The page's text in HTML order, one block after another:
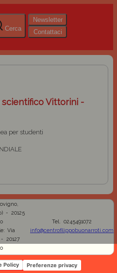
Cerca
Newsletter
Contattaci
Vittorini -
per studenti
- 20125
Via
20127
Tel. 0245491072
info@centrofilippobuonarroti.com
Policy Preferenze privacy